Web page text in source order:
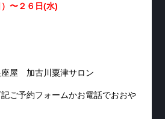
〜２６日(水)
座屋 加古川粟津サロン
ご予約フォームかお電話でおおや